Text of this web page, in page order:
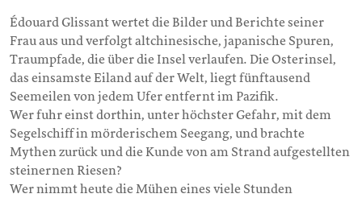
Édouard Glissant wertet die Bilder und Berichte seiner
Frau aus und verfolgt altchinesische, japanische Spuren,
Traumpfade, die über die Insel verlaufen. Die Osterinsel,
das einsamste Eiland auf der Welt, liegt fünftausend
Seemeilen von jedem Ufer entfernt im Pazifik.
Wer fuhr einst dorthin, unter höchster Gefahr, mit dem
Segelschiff in mörderischem Seegang, und brachte
Mythen zurück und die Kunde von am Strand aufgestellten
steinernen Riesen?
Wer nimmt heute die Mühen eines viele Stunden